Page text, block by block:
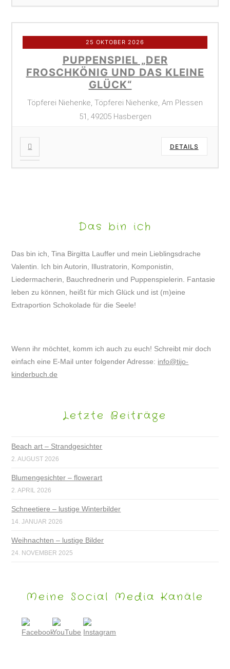
25 OKTOBER 2026
PUPPENSPIEL „DER
FROSCHKÖNIG UND DAS KLEINE
GLÜCK“
Töpferei Niehenke, Töpferei Niehenke, Am Plessen
51, 49205 Hasbergen
DETAILS
Das bin ich
Das bin ich, Tina Birgitta Lauffer und mein Lieblingsdrache
Valentin. Ich bin Autorin, Illustratorin, Komponistin,
Liedermacherin, Bauchrednerin und Puppenspielerin. Fantasie
leben zu können, heißt für mich Glück und ist (m)eine
Extraportion Schokolade für die Seele!
Wenn ihr möchtet, komm ich auch zu euch! Schreibt mir doch
einfach eine E-Mail unter folgender Adresse: info@tijo-
kinderbuch.de
Letzte Beiträge
Beach art – Strandgesichter
2. AUGUST 2026
Blumengesichter – flowerart
2. APRIL 2026
Schneetiere – lustige Winterbilder
14. JANUAR 2026
Weihnachten – lustige Bilder
24. NOVEMBER 2025
Meine Social Media Kanäle